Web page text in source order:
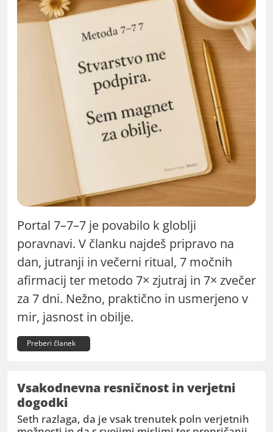
Portal 7–7–7 je povabilo k globlji
poravnavi. V članku najdeš pripravo na
dan, jutranji in večerni ritual, 7 močnih
afirmacij ter metodo 7× zjutraj in 7× zvečer
za 7 dni. Nežno, praktično in usmerjeno v
mir, jasnost in obilje.
Preberi članek
Vsakodnevna resničnost in verjetni
dogodki
Seth razlaga, da je vsak trenutek poln verjetnih